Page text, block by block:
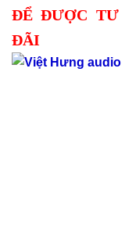
ĐỂ ĐƯỢC TƯ
ĐÃI